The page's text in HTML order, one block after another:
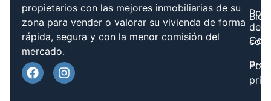
propietarios con las mejores inmobiliarias de su
zona para vender o valorar su vivienda de forma
rápida, segura y con la menor comisión del
mercado.
Blog
de